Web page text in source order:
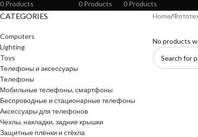
0 Products
0 Products
0 Products
CATEGORIES
Computers
Lighting
Toys
Телефоны и аксессуары
Телефоны
Мобильные телефоны, смартфоны
Беспроводные и стационарные телефоны
Аксессуары для телефонов
Чехлы, накладки, задние крышки
Защитные плёнки и стёкла
Home
No products